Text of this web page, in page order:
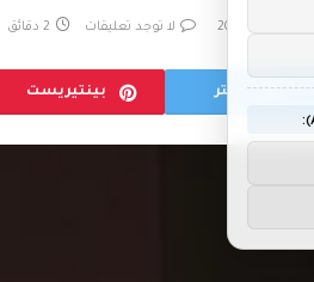
لا توجد تعليقات 2 دقائق
تويتر بينتيريست